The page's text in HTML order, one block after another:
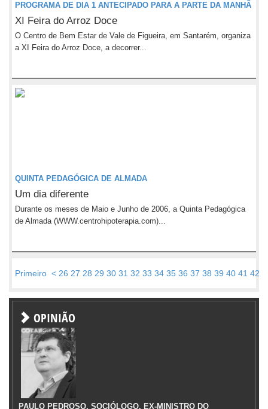
PROGRAMA DE DIA 1 ANTECIPADO PARA A PARTE DA MANHÃ
XI Feira do Arroz Doce
O Centro de Bem Estar de Vale de Figueira, em Santarém, organiza
a XI Feira do Arroz Doce, a decorrer...
QUINTA PEDAGÓGICA DE ALMADA
Um dia diferente
Durante os meses de Maio e Junho de 2006, a Quinta Pedagógica
de Almada (WWW.centrohipoterapia.com)...
Primeiro < 26 27 28 29 30 31 32 33 34 35 36 37 38 39 40 41 42
OPINIÃO
PAULO PEDROSO, SOCIÓLOGO, EX-MINISTRO DO